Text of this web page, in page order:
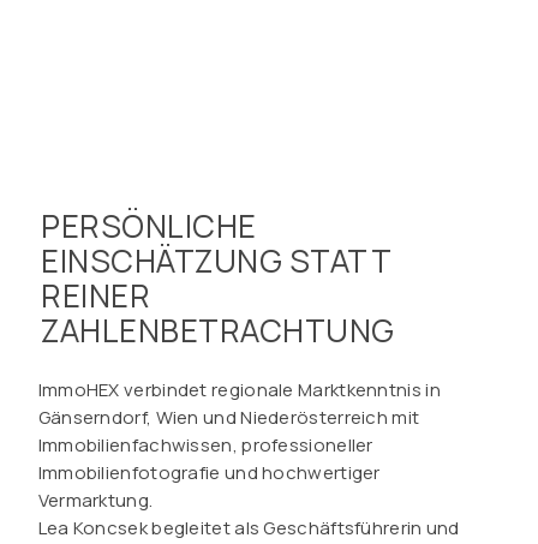
PERSÖNLICHE
EINSCHÄTZUNG STATT
REINER
ZAHLENBETRACHTUNG
ImmoHEX verbindet regionale Marktkenntnis in
Gänserndorf, Wien und Niederösterreich mit
Immobilienfachwissen, professioneller
Immobilienfotografie und hochwertiger
Vermarktung.
Lea Koncsek begleitet als Geschäftsführerin und